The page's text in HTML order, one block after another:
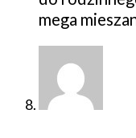
mega